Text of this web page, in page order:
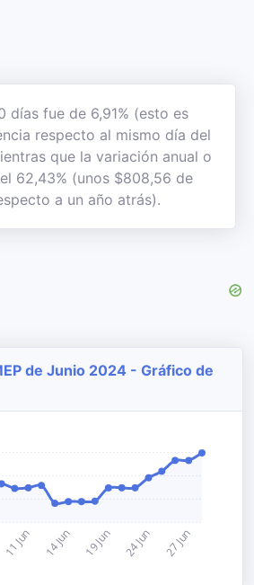
días fue de 6,91% (esto es
respecto al mismo día del
que la variación anual o
62,43% (unos $808,56 de
a un año atrás).
de Junio 2024 - Gráfico de